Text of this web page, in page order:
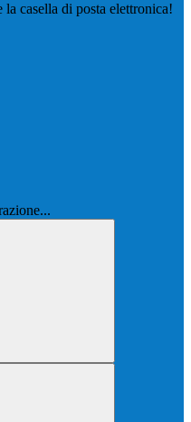
casella di posta elettronica!